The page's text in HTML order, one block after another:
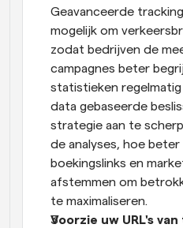
Geavanceerde
mogelijk om
zodat bedrijven de
campagnes beter
statistieken
data gebaseerde
strategie aan te
de analyses, hoe
boekingslinks en
afstemmen om
te maximaliseren.
Voorzie uw URL's van